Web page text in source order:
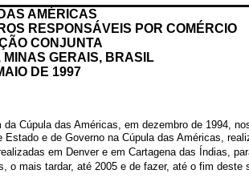
AMÉRICAS
RESPONSÁVEIS POR COMÉRCIO
CONJUNTA
MINAS GERAIS, BRASIL
DE 1997
Cúpula das Américas, em dezembro de 1994,
e de Governo na Cúpula das Américas,
em Denver e em Cartagena das Índias,
mais tardar, até 2005 e de fazer, até o fim